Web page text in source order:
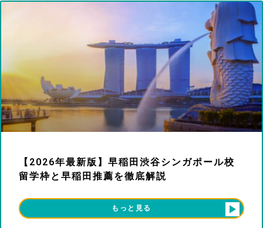
【2026年最新版】早稲田渋谷シンガポール校
留学枠と早稲田推薦を徹底解説
もっと見る